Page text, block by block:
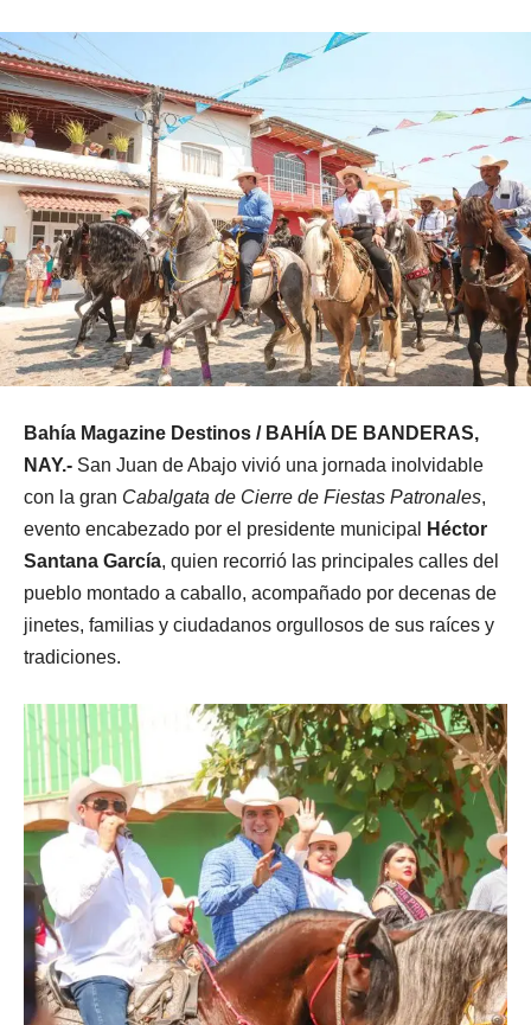
Bahía Magazine Destinos / BAHÍA DE BANDERAS,
NAY.- San Juan de Abajo vivió una jornada inolvidable
con la gran Cabalgata de Cierre de Fiestas Patronales,
evento encabezado por el presidente municipal
Héctor
Santana García, quien recorrió las principales calles del
pueblo montado a caballo, acompañado por decenas de
jinetes, familias y ciudadanos orgullosos de sus raíces y
tradiciones.